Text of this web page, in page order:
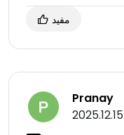
مفيد
Pranay
2025.12.15